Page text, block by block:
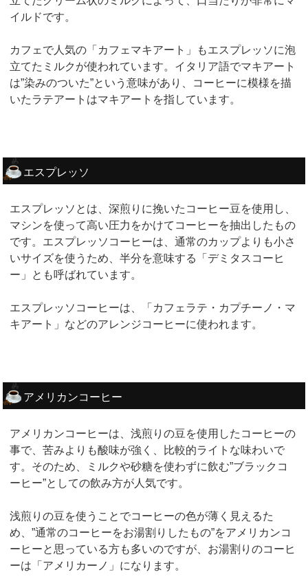
イルドです。
カフェで人気の「カフェマキアート」もエスプレッソに泡
立てたミルクが使われています。イタリア語でマキアート
は”染みのついた”という意味があり、コーヒーに模様を描
いたラテアートはマキアートを指しています。
エスプレッソ
エスプレッソとは、深煎りに挽いたコーヒー豆を使用し、
マシンを使って高い圧力をかけてコーヒーを抽出したもの
です。エスプレッソコーヒーは、通常のカップよりも小さ
いサイズを使うため、半分を意味する「デミタスコーヒ
ー」とも呼ばれています。
エスプレッソコーヒーは、「カフェラテ・カプチーノ・マ
キアート」などのアレンジコーヒーに使われます。
アメリカンコーヒー
アメリカンコーヒーは、浅煎りの豆を使用したコーヒーの
事で、苦みよりも酸味が強く、比較的ライトな味わいで
す。そのため、ミルクや砂糖を使わずに飲む”ブラックコ
ーヒー”としての飲み方が人気です。
浅煎りの豆を使うことでコーヒーの色が薄く見えるた
め、”通常のコーヒーをお湯割りしたもの”をアメリカンコ
ーヒーと思っている方も多いのですが、お湯割りのコーヒ
ーは「アメリカーノ」になります。